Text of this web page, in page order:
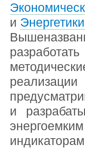
и Энергетики
и